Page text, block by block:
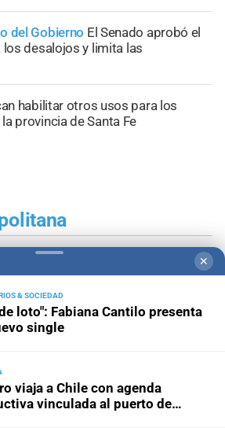
del Gobierno El Senado aprobó el
desalojos y limita las
habilitar otros usos para los
provincia de Santa Fe
✕
& SOCIEDAD
loto": Fabiana Cantilo presenta
single
viaja a Chile con agenda
vinculada al puerto de